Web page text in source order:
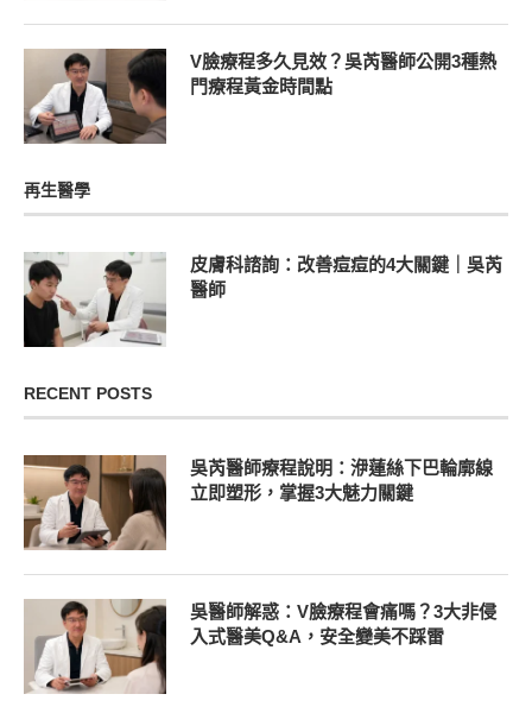
V臉療程多久見效？吳芮醫師公開3種熱
門療程黃金時間點
再生醫學
皮膚科諮詢：改善痘痘的4大關鍵｜吳芮
醫師
RECENT POSTS
吳芮醫師療程說明：洢蓮絲下巴輪廓線
立即塑形，掌握3大魅力關鍵
吳醫師解惑：V臉療程會痛嗎？3大非侵
入式醫美Q&A，安全變美不踩雷